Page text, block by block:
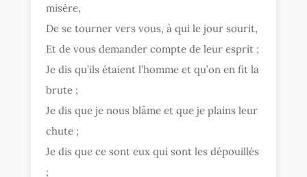
misère,
De se tourner vers vous, à qui le jour sourit,
Et de vous demander compte de leur esprit ;
Je dis qu’ils étaient l’homme et qu’on en fit la
brute ;
Je dis que je nous blâme et que je plains leur
chute ;
Je dis que ce sont eux qui sont les dépouillés
;